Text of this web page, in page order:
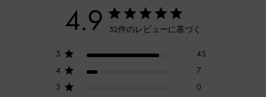
4.9 52件のレビューに基づく
5
45
4
7
3
0